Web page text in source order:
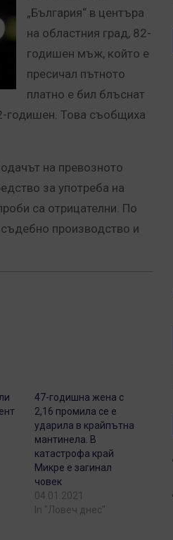
„България“ в центъра
на областния град, 82-
годишен мъж, който е
пресичал пътното
платно е бил блъснат
годишен. Това съобщиха
на превозното
за употреба на
са отрицателни. По
производство и
47-годишна жена с
2,16 промила се е
ударила в крайпътна
мантинела. В
катастрофа край
Микре е загинал
човек
04.01.2021
In "Ловеч днес"